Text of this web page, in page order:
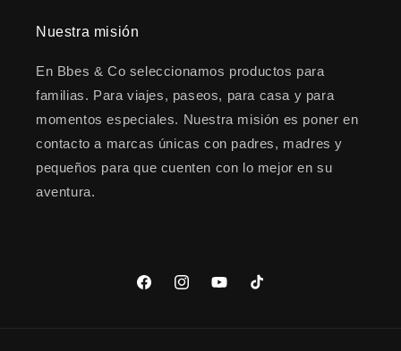
Nuestra misión
En Bbes & Co seleccionamos productos para
familias. Para viajes, paseos, para casa y para
momentos especiales. Nuestra misión es poner en
contacto a marcas únicas con padres, madres y
pequeños para que cuenten con lo mejor en su
aventura.
FacebookInstagramYouTubeTikTok